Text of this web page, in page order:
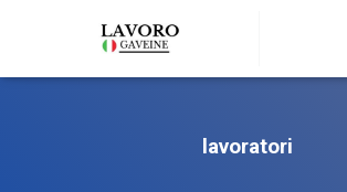
lavoratori